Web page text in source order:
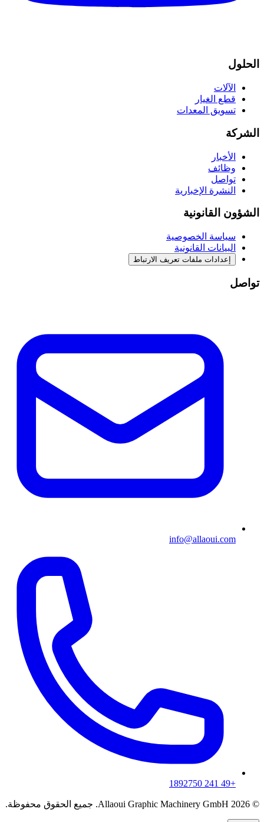
الحلول
الآلات
قطع الغيار
تسويق المعدات
الشركة
الأخبار
وظائف
تواصل
النشرة الإخبارية
الشؤون القانونية
سياسة الخصوصية
البيانات القانونية
إعدادات ملفات تعريف الارتباط
تواصل
info@allaoui.com
+49 241 1892750
© 2026 Allaoui Graphic Machinery GmbH. جميع الحقوق محفوظة.